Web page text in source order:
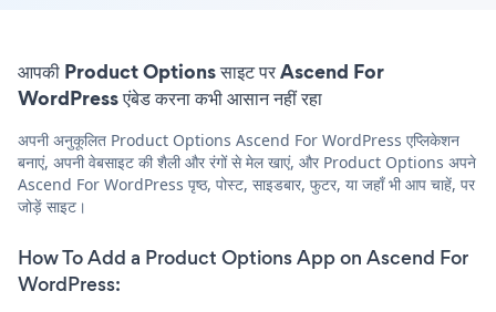
आपकी Product Options साइट पर Ascend For
WordPress एंबेड करना कभी आसान नहीं रहा
अपनी अनुकूलित Product Options Ascend For WordPress एप्लिकेशन
बनाएं, अपनी वेबसाइट की शैली और रंगों से मेल खाएं, और Product Options अपने
Ascend For WordPress पृष्ठ, पोस्ट, साइडबार, फुटर, या जहाँ भी आप चाहें, पर
जोड़ें साइट।
How To Add a Product Options App on Ascend For
WordPress: